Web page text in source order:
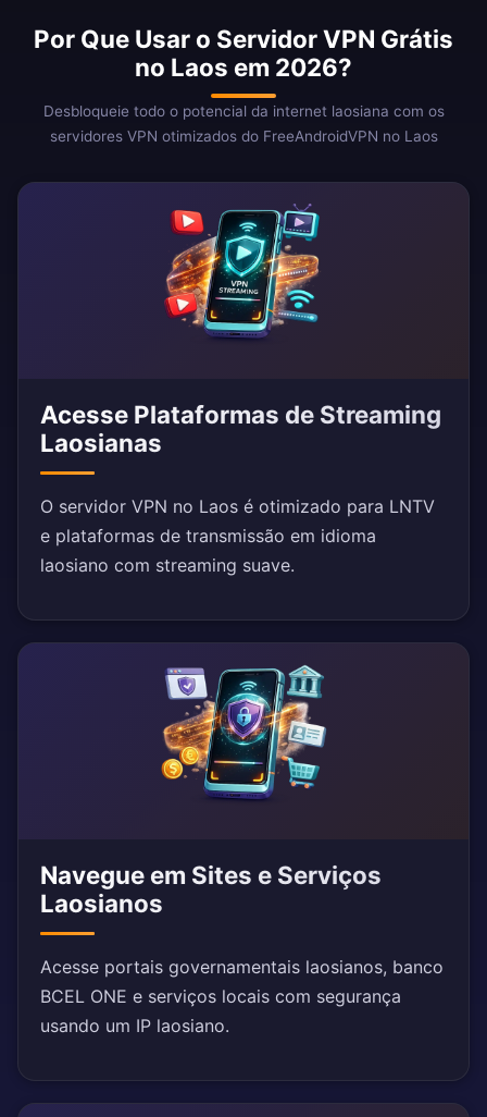
Por Que Usar o Servidor VPN Grátis
no Laos em 2026?
Desbloqueie todo o potencial da internet laosiana com os
servidores VPN otimizados do FreeAndroidVPN no Laos
Acesse Plataformas de Streaming
Laosianas
O servidor VPN no Laos é otimizado para LNTV
e plataformas de transmissão em idioma
laosiano com streaming suave.
Navegue em Sites e Serviços
Laosianos
Acesse portais governamentais laosianos, banco
BCEL ONE e serviços locais com segurança
usando um IP laosiano.